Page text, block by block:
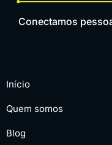
Conectamos
Início
Quem somos
Blog